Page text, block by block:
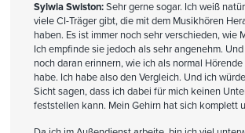
Sylwia Swiston:Sehr gerne sogar. Ich weiß
viele CI-Träger gibt, die mit dem Musikhören
haben. Es ist immer noch sehr verschieden, wie
Ich empfinde sie jedoch als sehr angenehm.
noch daran erinnern, wie ich als normal
habe. Ich habe also den Vergleich. Und ich
Sicht sagen, dass ich dabei für mich keinen
feststellen kann. Mein Gehirn hat sich komplett